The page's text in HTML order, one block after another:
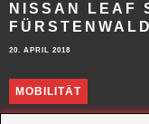
NISSAN LEAF
20. APRIL 2018
MOBILITÄT